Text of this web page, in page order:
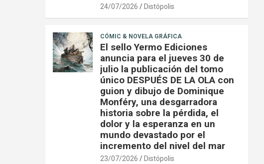
24/07/2026 Distópolis
CÓMIC & NOVELA GRÁFICA
El sello Yermo Ediciones
anuncia para el jueves 30 de
julio la publicación del tomo
único DESPUÉS DE LA OLA con
guion y dibujo de Dominique
Monféry, una desgarradora
historia sobre la pérdida, el
dolor y la esperanza en un
mundo devastado por el
incremento del nivel del mar
23/07/2026 Distópolis